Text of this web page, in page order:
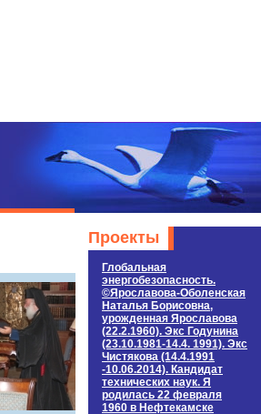
Проекты
Глобальная
энергобезопасность.
©Ярославова-Оболенская
Наталья Борисовна,
урожденная Ярославова
(22.2.1960). Экс Годунина
(23.10.1981-14.4. 1991). Экс
Чистякова (14.4.1991
-10.06.2014). Кандидат
технических наук. Я
родилась 22 февраля
1960 в Нефтекамске